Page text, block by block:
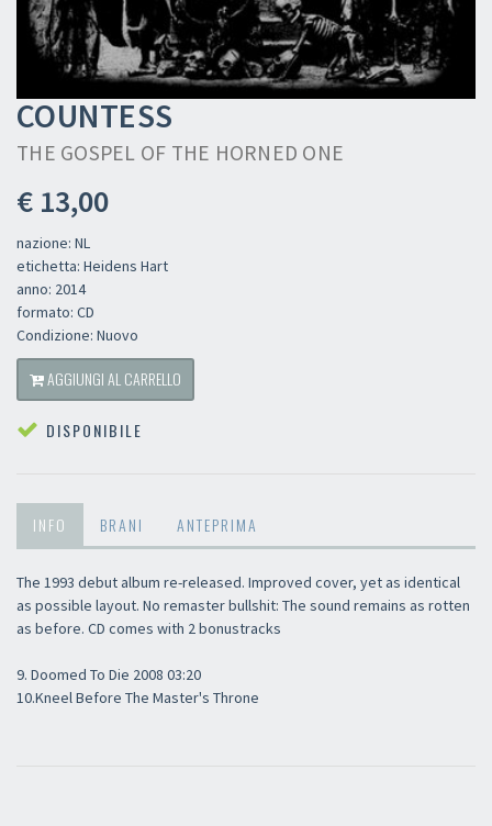
COUNTESS
THE GOSPEL OF THE HORNED ONE
€ 13,00
nazione: NL
etichetta: Heidens Hart
anno: 2014
formato: CD
Condizione: Nuovo
AGGIUNGI AL CARRELLO
DISPONIBILE
INFO BRANI ANTEPRIMA
The 1993 debut album re-released. Improved cover, yet as identical
as possible layout. No remaster bullshit: The sound remains as rotten
as before. CD comes with 2 bonustracks
9. Doomed To Die 2008 03:20
10.Kneel Before The Master's Throne